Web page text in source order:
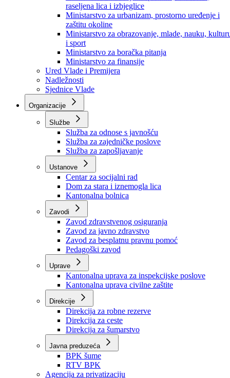
Ministarstvo za pravosuđe, upravu i radne odnose
Ministarstvo za unutrašnje poslove
Ministarstvo za socijalnu politiku, zdravstvo,
raseljena lica i izbjeglice
Ministarstvo za urbanizam, prostorno uređenje i
zaštitu okoline
Ministarstvo za obrazovanje, mlade, nauku,
i sport
Ministarstvo za boračka pitanja
Ministarstvo za finansije
Ured Vlade i Premijera
Nadležnosti
Sjednice Vlade
Organizacije
Službe
Služba za odnose s javnošću
Služba za zajedničke poslove
Služba za zapošljavanje
Ustanove
Centar za socijalni rad
Dom za stara i iznemogla lica
Kantonalna bolnica
Zavodi
Zavod zdravstvenog osiguranja
Zavod za javno zdravstvo
Zavod za besplatnu pravnu pomoć
Pedagoški zavod
Kantonalna uprava za inspekcijske poslove
Kantonalna uprava civilne zaštite
Direkcije
Direkcija za robne rezerve
Direkcija za ceste
Direkcija za šumarstvo
Javna preduzeća